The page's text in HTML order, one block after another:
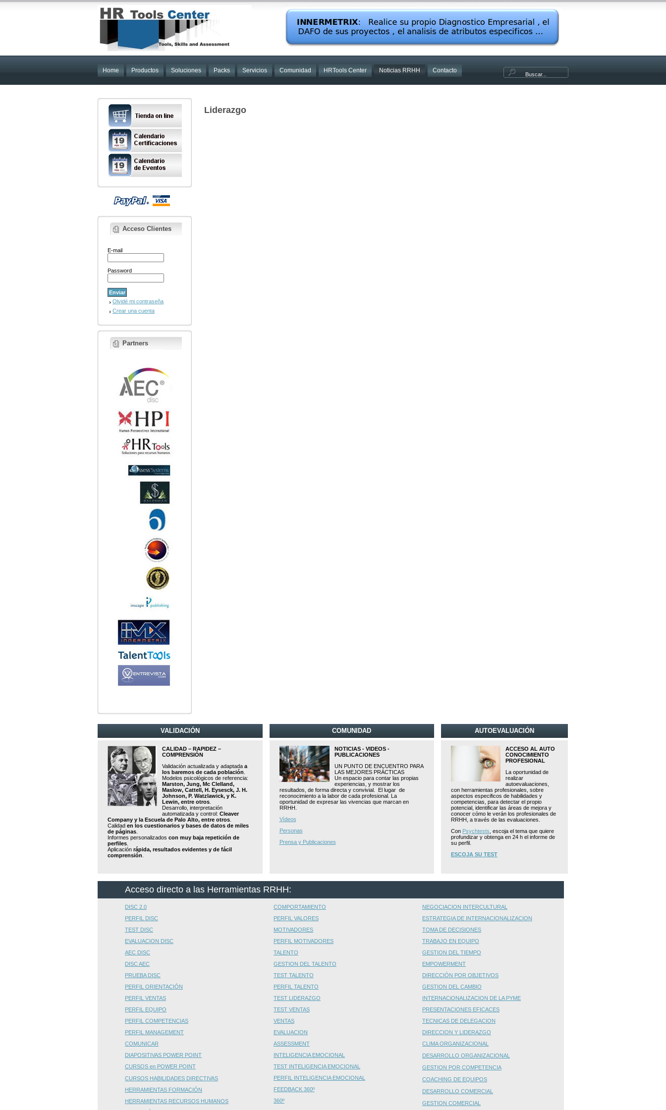
Home Productos Soluciones Packs Servicios Comunidad HRTools Center Noticias RRHH Contacto
Liderazgo
Acceso Clientes
E-mail
Password
Olvidé mi contraseña
Crear una cuenta
Partners
VALIDACIÓN
CALIDAD – RAPIDEZ –
COMPRENSIÓN
Validación actualizada y adaptada a
los baremos de cada población
Modelos psicológicos de referencia:
Marston, Jung, Mc Clelland,
Maslow, Cattell, H. Eysesck, J. H.
Johnson, P. Watzlawick, y K.
Lewin, entre otros
Desarrollo, interpretación
automatizada y control: Cleaver
Company y la Escuela de Palo Alto, entre otros
Calidad en los cuestionarios y bases de datos de miles
de páginas
Informes personalizados con muy baja repetición de
perfiles
Aplicación rápida, resultados evidentes y de fácil
comprensión
COMUNIDAD
NOTICIAS - VIDEOS -
PUBLICACIONES
UN PUNTO DE ENCUENTRO PARA
LAS MEJORES PRÁCTICAS
Un espacio para contar las propias
experiencias, y mostrar los
resultados, de forma directa y convivial. El lugar de
reconocimiento a la labor de cada profesional. La
oportunidad de expresar las vivencias que marcan en
RRHH.
Vídeos
Personas
Prensa y Publicaciones
AUTOEVALUACIÓN
ACCESO AL AUTO
CONOCIMIENTO
PROFESIONAL
La oportunidad de
realizar
autoevaluaciones,
con herramientas profesionales, sobre
aspectos especificos de habilidades y
competencias, para detectar el propio
potencial, identificar las áreas de mejora y
conocer cómo le verán los profesionales de
RRHH, a través de las evaluaciones.
Con Psychtests , escoja el tema que quiere
profundizar y obtenga en 24 h el informe de
su perfil.
ESCOJA SU TEST
Acceso directo a las Herramientas RRHH:
DISC 2.0
PERFIL DISC
TEST DISC
EVALUACION DISC
AEC DISC
DISC AEC
PRUEBA DISC
PERFIL ORIENTACIÓN
PERFIL VENTAS
PERFIL EQUIPO
PERFIL COMPETENCIAS
PERFIL MANAGEMENT
COMUNICAR
DIAPOSITIVAS POWER POINT
CURSOS en POWER POINT
CURSOS HABILIDADES DIRECTIVAS
HERRAMIENTAS FORMACIÓN
HERRAMIENTAS RECURSOS HUMANOS
COMPORTAMIENTO
PERFIL VALORES
MOTIVADORES
PERFIL MOTIVADORES
TALENTO
GESTION DEL TALENTO
TEST TALENTO
PERFIL TALENTO
TEST LIDERAZGO
TEST VENTAS
VENTAS
EVALUACION
ASSESSMENT
INTELIGENCIA EMOCIONAL
TEST INTELIGENCIA EMOCIONAL
PERFIL INTELIGENCIA EMOCIONAL
FEEDBACK 360º
360º
NEGOCIACION INTERCULTURAL
ESTRATEGIA DE INTERNACIONALIZACION
TOMA DE DECISIONES
TRABAJO EN EQUIPO
GESTION DEL TIEMPO
EMPOWERMENT
DIRECCIÓN POR OBJETIVOS
GESTION DEL CAMBIO
INTERNACiONALIZACION DE LA PYME
PRESENTACIONES EFICACES
TECNICAS DE DELEGACION
DIRECCION Y LIDERAZGO
CLIMA ORGANIZACIONAL
DESARROLLO ORGANIZACIONAL
GESTION POR COMPETENCIA
COACHING DE EQUIPOS
DESARROLLO COMERCIAL
GESTION COMERCIAL